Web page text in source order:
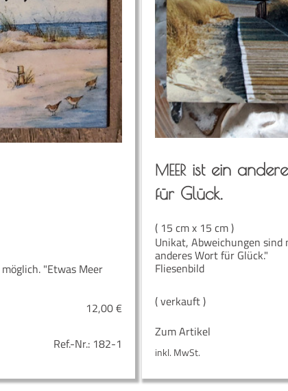
"Etwas Meer
12,00€
Ref.-Nr.: 182-1
MEERist ein
für Glück.
( 15 cm x 15 cm )
Unikat, Abweichungen sind
anderes Wort für Glück."
Fliesenbild
( verkauft )
Zum Artikel
inkl. MwSt.